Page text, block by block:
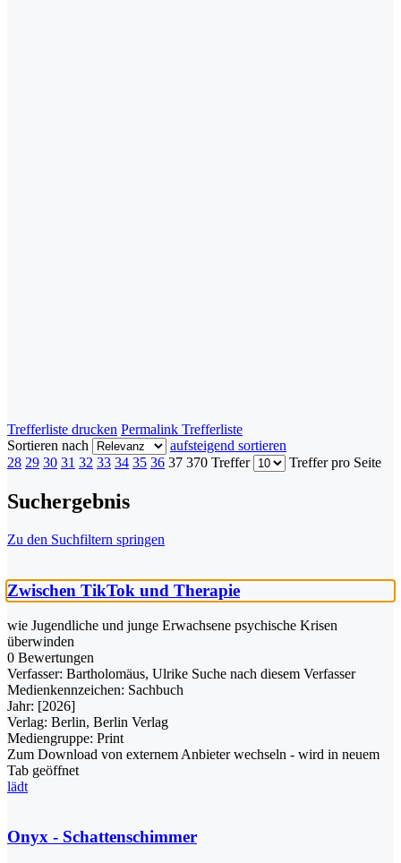
Trefferliste drucken Permalink Trefferliste
Sortieren nach
aufsteigend sortieren
28 29 30 31 32 33 34 35 36 37 370 Treffer Treffer pro Seite
Suchergebnis
Zu den Suchfiltern springen
Zwischen TikTok und Therapie
wie Jugendliche und junge Erwachsene psychische Krisen
überwinden
0 Bewertungen
Verfasser: Bartholomäus, Ulrike Suche nach diesem Verfasser
Medienkennzeichen: Sachbuch
Jahr: [2026]
Verlag: Berlin, Berlin Verlag
Mediengruppe: Print
Zum Download von externem Anbieter wechseln - wird in neuem
Tab geöffnet
lädt
Onyx - Schattenschimmer